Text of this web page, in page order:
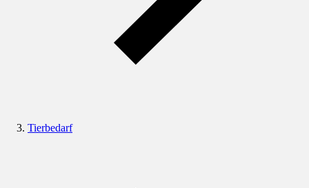
Tierbedarf